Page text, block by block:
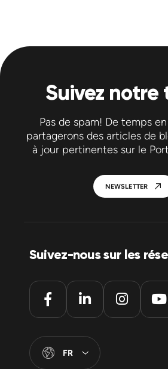
Suivez notre
Pas de spam! De temps
partagerons des articles de
à jour pertinentes sur le
NEWSLETTER
Suivez-nous sur les
FR